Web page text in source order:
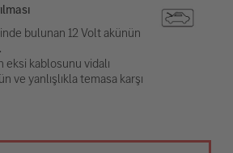
bulunan 12 Volt akünün
eksi kablosunu vidalı
ve yanlışlıkla temasa karşı